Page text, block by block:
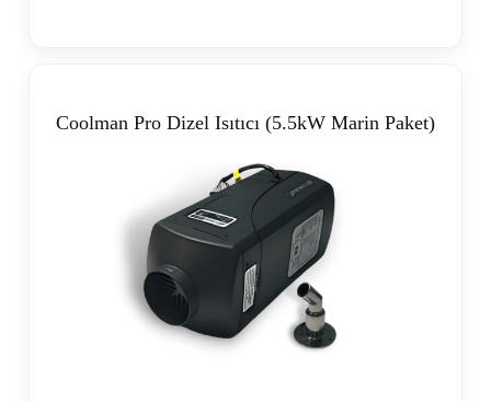
Coolman Pro Dizel Isıtıcı (5.5kW Marin Paket)